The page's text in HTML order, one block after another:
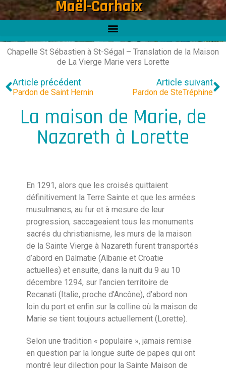
Maël-Carhaix
Chapelle St Sébastien à St-Ségal – Translation de la Maison
de La Vierge Marie vers Lorette
Article précédent
Pardon de Saint Hernin
Article suivant
Pardon de SteTréphine
La maison de Marie, de
Nazareth à Lorette
En 1291, alors que les croisés quittaient
définitivement la Terre Sainte et que les armées
musulmanes, au fur et à mesure de leur
progression, saccageaient tous les monuments
sacrés du christianisme, les murs de la maison
de la Sainte Vierge à Nazareth furent transportés
d’abord en Dalmatie (Albanie et Croatie
actuelles) et ensuite, dans la nuit du 9 au 10
décembre 1294, sur l’ancien territoire de
Recanati (Italie, proche d’Ancône), d’abord non
loin du port et enfin sur la colline où la maison de
Marie se tient toujours actuellement (Lorette).
Selon une tradition « populaire », jamais remise
en question par la longue suite de papes qui ont
montré leur dilection pour la Sainte Maison de